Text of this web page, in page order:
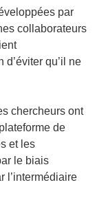
par
collaborateurs
qu’il ne
chercheurs ont
de
et les
le biais
l’intermédiaire